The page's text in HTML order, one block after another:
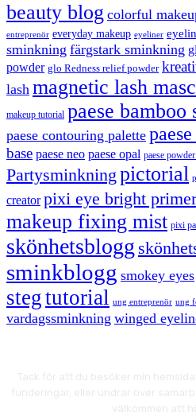
beauty blog colorful
entreprenör everyday makeup eyeliner
sminkning färgstark sminkning
powder glo Redness relief powder
lash magnetic lash
makeup tutorial paese
paese contouring palette
base paese neo paese opal paese
Partysminkning pictorial
creator pixi eye bright primer
makeup fixing mist pixi
skönhetsblogg
sminkblogg smokey eyes
stegtutorial ung entreprenör ung
vardagssminkning winged